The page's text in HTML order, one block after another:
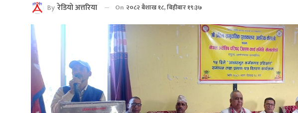
By रेडियाे अत्तरिया On २०८२ बैशाख १८, बिहीबार १९:३७